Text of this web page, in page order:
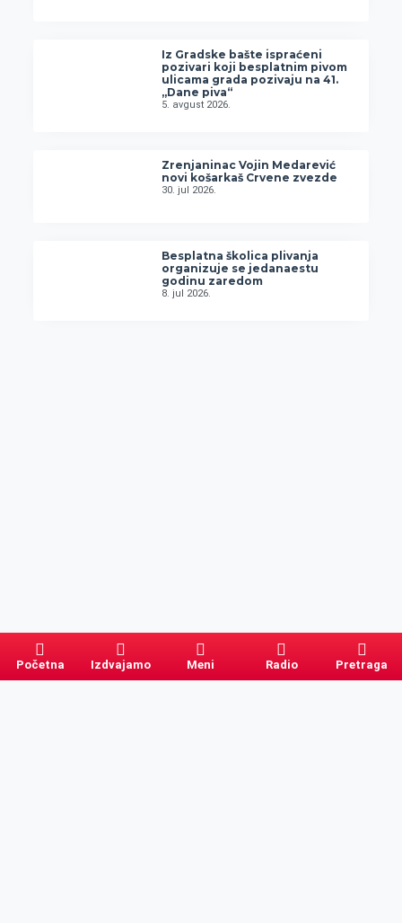
Iz Gradske bašte ispraćeni
pozivari koji besplatnim pivom
ulicama grada pozivaju na 41.
„Dane piva“
5. avgust 2026.
Zrenjaninac Vojin Medarević
novi košarkaš Crvene zvezde
30. jul 2026.
Besplatna školica plivanja
organizuje se jedanaestu
godinu zaredom
8. jul 2026.
Početna Izdvajamo Meni Radio Pretraga